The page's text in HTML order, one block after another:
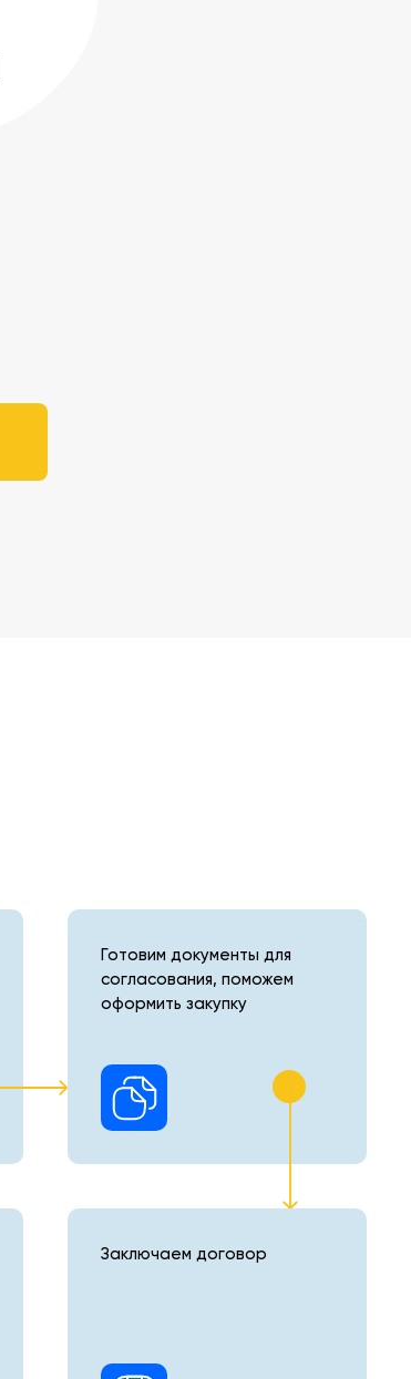
Готовим документы для
согласования, поможем
оформить закупку
Заключаем договор